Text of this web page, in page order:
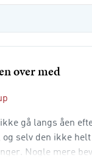
over med
gå langs åen
selv den ikke
Nogle mere